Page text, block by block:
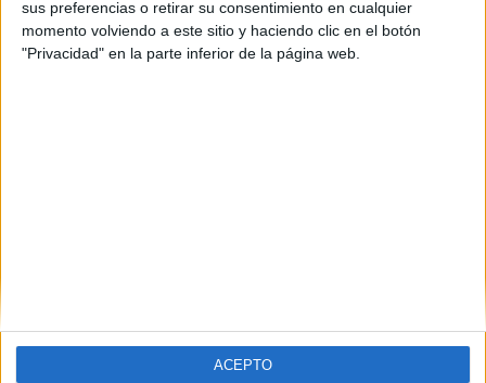
sus preferencias o retirar su consentimiento en cualquier
momento volviendo a este sitio y haciendo clic en el botón
"Privacidad" en la parte inferior de la página web.
ACEPTO